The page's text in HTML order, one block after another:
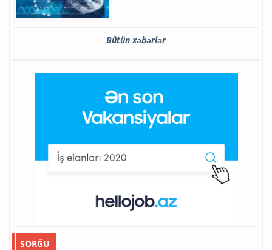
Bütün xəbərlər
SORĞU